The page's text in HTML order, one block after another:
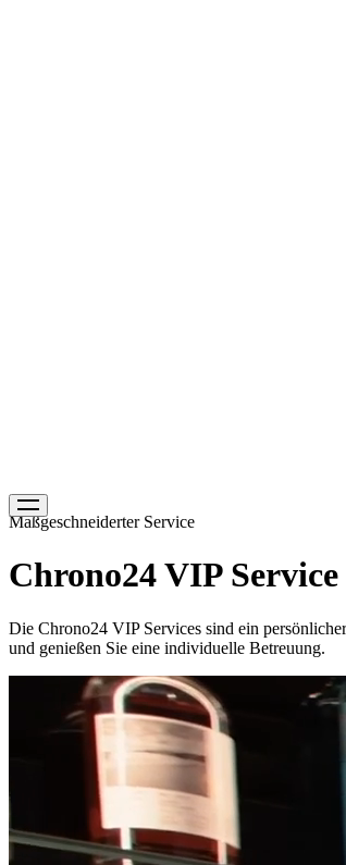
Maßgeschneiderter Service
Chrono24 VIP Service
Die Chrono24 VIP Services sind ein
und genießen Sie eine individuelle Betreuung.